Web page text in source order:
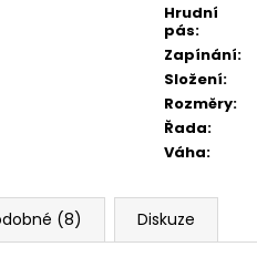
Hrudní
pás:
Zapínání:
Složení:
Rozměry:
Řada:
Váha:
(8) Diskuze